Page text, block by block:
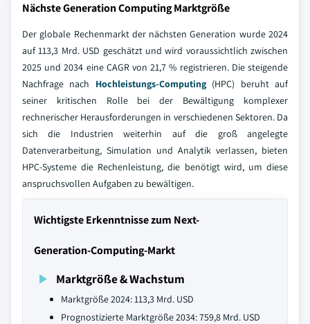
Nächste Generation Computing Marktgröße
Der globale Rechenmarkt der nächsten Generation wurde 2024
auf 113,3 Mrd. USD geschätzt und wird voraussichtlich zwischen
2025 und 2034 eine CAGR von 21,7 % registrieren. Die steigende
Nachfrage nach Hochleistungs-Computing(HPC) beruht auf
seiner kritischen Rolle bei der Bewältigung komplexer
rechnerischer Herausforderungen in verschiedenen Sektoren. Da
sich die Industrien weiterhin auf die groß angelegte
Datenverarbeitung, Simulation und Analytik verlassen, bieten
HPC-Systeme die Rechenleistung, die benötigt wird, um diese
anspruchsvollen Aufgaben zu bewältigen.
Wichtigste Erkenntnisse zum Next-
Generation-Computing-Markt
Marktgröße & Wachstum
Marktgröße 2024: 113,3 Mrd. USD
Prognostizierte Marktgröße 2034: 759,8 Mrd. USD